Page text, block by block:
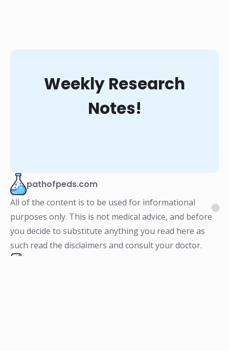
Weekly Research
Notes!
pathofpeds.com
All of the content is to be used for informational
purposes only. This is not medical advice, and before
you decide to substitute anything you read here as
such read the disclaimers and consult your doctor.